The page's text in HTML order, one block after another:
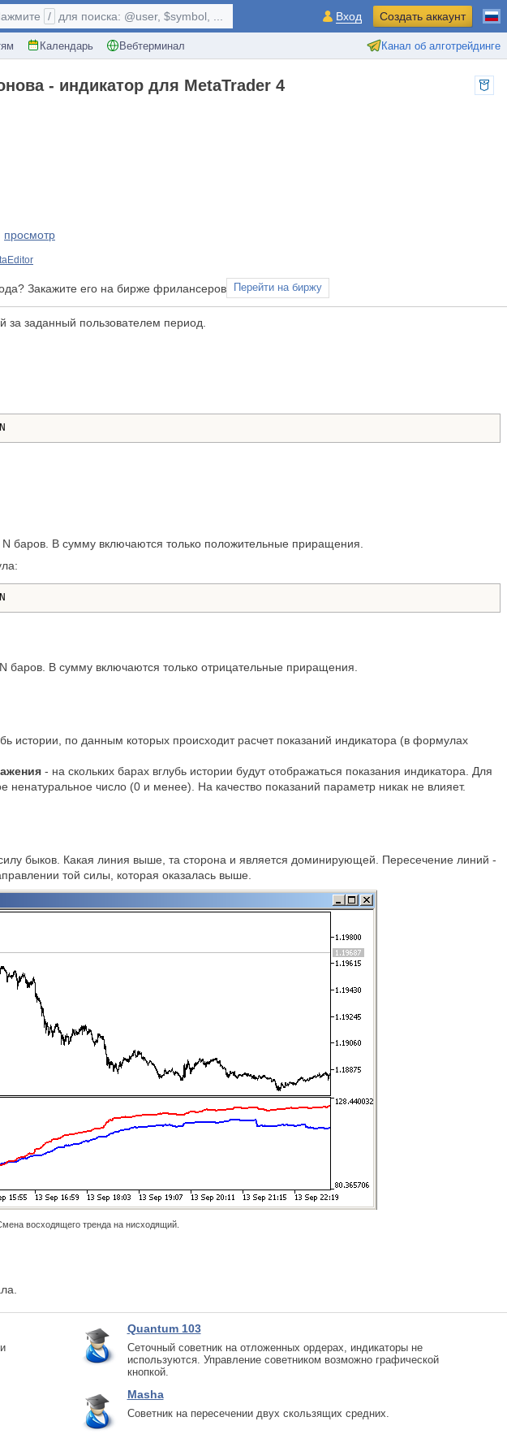
Календарь Вебтерминал Канал об алготрейдинге
/ для поиска: @user, $symbol, ... Вход Создать аккаунт
- индикатор для MetaTrader 4
просмотр
Закажите его на бирже фрилансеров Перейти на биржу
заданный пользователем период.
баров. В сумму включаются только положительные приращения.
баров. В сумму включаются только отрицательные приращения.
истории, по данным которых происходит расчет показаний индикатора (в формулах
- на скольких барах вглубь истории будут отображаться показания индикатора. Для
число (0 и менее). На качество показаний параметр никак не влияет.
быков. Какая линия выше, та сторона и является доминирующей. Пересечение линий -
той силы, которая оказалась выше.
восходящего тренда на нисходящий.
Quantum 103
Сеточный советник на отложенных ордерах, индикаторы не
используются. Управление советником возможно графической
кнопкой.
Masha
Советник на пересечении двух скользящих средних.